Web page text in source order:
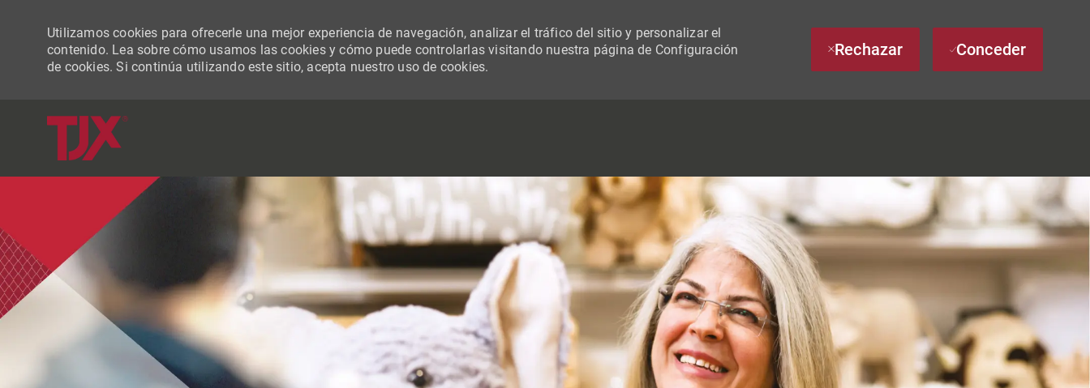
Utilizamos cookies para ofrecerle una mejor experiencia de navegación, analizar el tráfico del sitio y personalizar el
contenido. Lea sobre cómo usamos las cookies y cómo puede controlarlas visitando nuestra página de Configuración
de cookies. Si continúa utilizando este sitio, acepta nuestro uso de cookies.
Rechazar Conceder